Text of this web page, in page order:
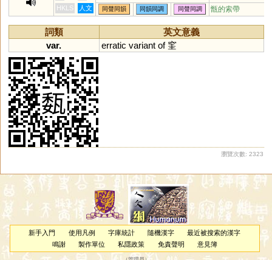
HKLS
人文 同聲同韻 同韻同調 同聲同調 甑的索帶
詞類
英文意義
var.
erratic variant of窐
瀏覽次數: 2323
新手入門 使用凡例 字庫統計 隨機漢字
最近被搜索的漢字
鳴謝
製作單位 私隱政策 免責聲明 意見簿